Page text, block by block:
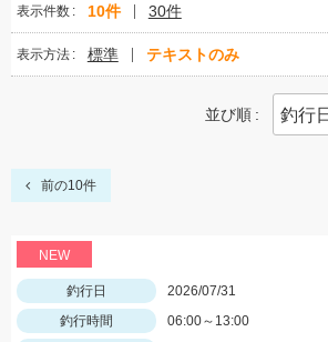
表示件数 10件 30件
表示方法 標準 テキストのみ
並び順
前の10件
NEW
釣行日
2026/07/31
釣行時間
06:00～13:00